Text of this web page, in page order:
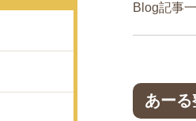
Blog記事
あー